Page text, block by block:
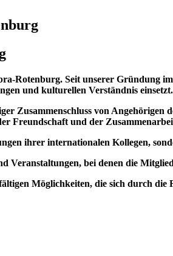
Rotenburg. Seit unserer Gründung
und kulturellen Verständnis einsetzt.
Zusammenschluss von Angehörigen
Freundschaft und der
ihrer internationalen Kollegen,
Veranstaltungen, bei denen die
Möglichkeiten, die sich durch die